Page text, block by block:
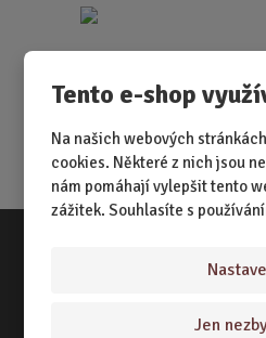
Tento e-shop
Na našich webových
cookies. Některé z nich jsou
nám pomáhají vylepšit tento
zážitek. Souhlasíte s
Jen
Vše o
NÁKUPNÍ